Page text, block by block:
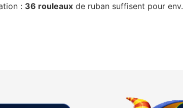
: 36 rouleaux de ruban suffisent pour env.